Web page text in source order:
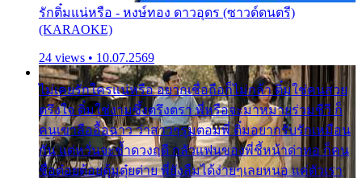
รักติ๋มแน่หรือ - หงษ์ทอง ดาวอุดร (ซาวด์ดนตรี)
(KARAOKE)
24 views • 10.07.2569
ไม่เคยรักใครแน่หรือ อยากเชื่อถือก็ไม่กล้า ติ๋มใช่คนสวย
ตรึงใจ ติ๋มใช่งามซึ้งตรึงตรา พี่หรือจะมาหมายร่วมชีวี ก็
คนเขาลืออื้อฉาว ว่าสาวๆรุมตอมพี่ ติ๋มอยากรับรักเหมือน
กัน แต่หวั่นจะช้ำดวงฤดี กลัวแฟนของพี่ชี้หน้าด่าทอ ก็คน
ชื่อต๋อยต้อยตุ้มตุ๋ยต่าย พี่ยังลืมได้ง่ายๆเลยหนอ แค่ตัวเรา